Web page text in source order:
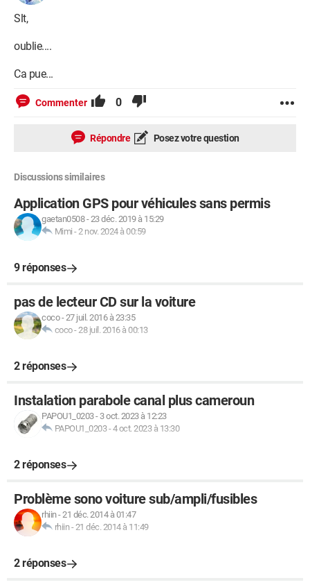
A la réception de ces informations je ferai le nécessaire à la
poste:
Dans l'attente de vous lire:
Mr André Cavalier
00225 77 95 20 40
Slt,
oublie....
Ca pue...
Commenter 0
Répondre Posez votre question
Discussions similaires
Application GPS pour véhicules sans permis
gaetan0508-23 déc. 2019 à 15:29
Mimi -2 nov. 2024 à 00:59
9 réponses
pas de lecteur CD sur la voiture
coco-27 juil. 2016 à 23:35
coco-28 juil. 2016 à 00:13
2 réponses
Instalation parabole canal plus cameroun
PAPOU1_0203- 3 oct. 2023 à 12:23
PAPOU1_0203-4 oct. 2023 à 13:30
2 réponses
Problème sono voiture sub/ampli/fusibles
rhiin-21 déc. 2014 à 01:47
rhiin-21 déc. 2014 à 11:49
2 réponses